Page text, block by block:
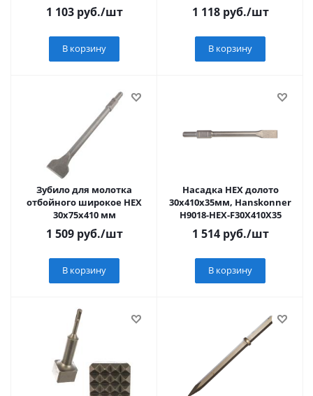
1 103руб./шт
В корзину
1 118руб./шт
В корзину
Зубило для молотка
отбойного широкое НЕХ
30х75х410 мм
1 509руб./шт
В корзину
Насадка HEX долото
30x410x35мм, Hanskonner
H9018-HEX-F30X410X35
1 514руб./шт
В корзину